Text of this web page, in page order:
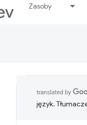
Zasoby
język.